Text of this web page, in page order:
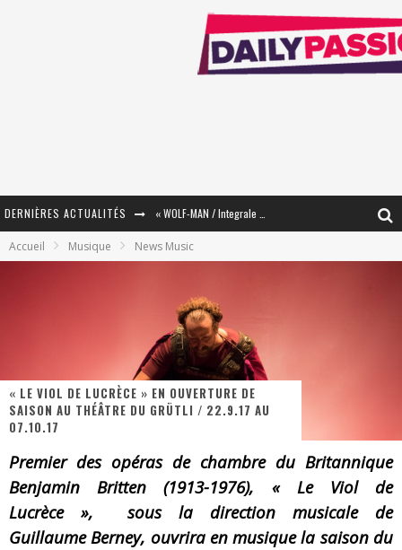
DERNIÈRES ACTUALITÉS
Star Fox
« Dr Wertham / L’homme qui étudia les tueurs en série » - Un Métier à Risque !
« Le Vent dand les Saules » - Une Belle Histoire !
Accueil Musique News Music
« LE VIOL DE LUCRÈCE » EN OUVERTURE DE
SAISON AU THÉÂTRE DU GRÜTLI / 22.9.17 AU
07.10.17
Premier des opéras de chambre du Britannique
Benjamin Britten (1913-1976), « Le Viol de
Lucrèce », sous la direction musicale de
Guillaume Berney, ouvrira en musique la saison du